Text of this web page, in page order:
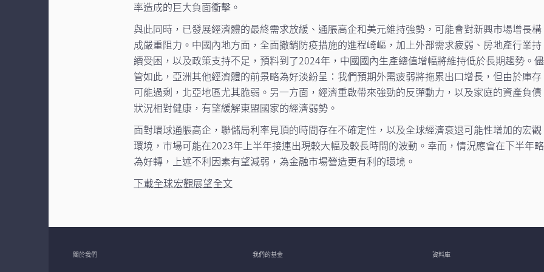
率造成的巨大負面衝擊。
與此同時，已發展經濟體的最終需求放緩、通脹高企和美元維持強勢，可能會對新興市場增長構
成嚴重阻力。中國內地方面，全面撤銷防疫措施的進程崎嶇，加上外部需求疲弱、房地產行業持
續受困，以及政策支持不足，預料到了2024年，中國國內生產總值增幅將維持低於長期趨勢。儘
管如此，亞洲其他經濟體的前景略為好淡紛呈：我們預期外需疲弱將拖累出口增長，但由於庫存
可能過剩，北亞地區尤其脆弱。另一方面，經濟重啟帶來強勁的反彈動力，以及家庭的資產負債
狀況相對健康，有望緩解東盟國家的經濟弱勢。
面對環球通脹高企，聯儲局利率見頂的時間存在不確定性，以及全球經濟衰退可能性增加的宏觀
環境，市場可能在2023年上半年接連出現較大幅及較長時間的波動。幸而，情況應會在下半年略
為好轉，上述不利因素有望減弱，為金融市場營造更有利的環境。
下載全球宏觀展望全文
關於我們 我們的基金 資料庫